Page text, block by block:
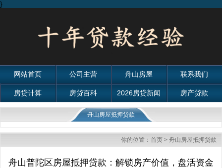
}
网站首页 公司主营 舟山房屋 联系我们
房贷计算 房贷百科 2026房贷新闻 房产贷款
舟山房屋抵押贷款
你的位置： 首页 > 舟山房屋抵押贷款
舟山普陀区房屋抵押贷款：解锁房产价值，盘活资金